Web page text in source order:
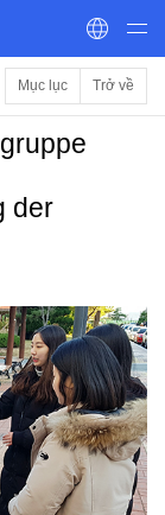
Mục lục Trở về
der